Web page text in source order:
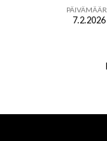
7.2.2026